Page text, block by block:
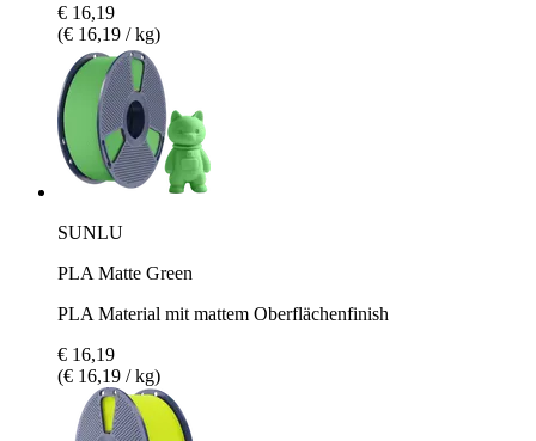
€ 16,19
(€ 16,19 / kg)
SUNLU
PLA Matte Green
PLA Material mit mattem Oberflächenfinish
€ 16,19
(€ 16,19 / kg)